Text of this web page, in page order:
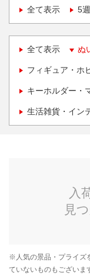
全て表示
5週
全て表示 ぬ
フィギュア・ホ
キーホルダー・
生活雑貨・イン